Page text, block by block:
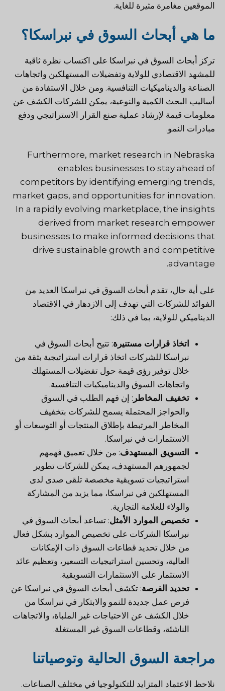
الموقعين مغامرة مثيرة للغاية.
ما هي أبحاث السوق في نبراسكا؟
تركز أبحاث السوق في نبراسكا على اكتساب نظرة ثاقبة
للمشهد الاقتصادي للولاية وتفضيلات المستهلكين واتجاهات
الصناعة والديناميكيات التنافسية. ومن خلال الاستفادة من
أساليب البحث الكمية والنوعية، يمكن للشركات الكشف عن
معلومات قيمة لإرشاد عملية صنع القرار الاستراتيجي ودفع
مبادرات النمو.
Furthermore, market research in Nebraska
enables businesses to stay ahead of
competitors by identifying emerging trends,
market gaps, and opportunities for innovation.
In a rapidly evolving marketplace, the insights
derived from market research empower
businesses to make informed decisions that
drive sustainable growth and competitive
advantage.
على أية حال، تقدم أبحاث السوق في نبراسكا العديد من
الفوائد للشركات التي تهدف إلى الازدهار في الاقتصاد
الديناميكي للولاية، بما في ذلك:
اتخاذ قرارات مستنيرة: تتيح أبحاث السوق في
نبراسكا للشركات اتخاذ قرارات استراتيجية بثقة من
خلال توفير رؤى قيمة حول تفضيلات المستهلك
واتجاهات السوق والديناميكيات التنافسية.
تخفيف المخاطر : إن فهم الطلب في السوق
والحواجز المحتملة يسمح للشركات بتخفيف
المخاطر المرتبطة بإطلاق المنتجات أو التوسعات أو
الاستثمارات في نبراسكا.
التسويق المستهدف: من خلال تعميق فهمهم
لجمهورهم المستهدف، يمكن للشركات تطوير
استراتيجيات تسويقية مخصصة تلقى صدى لدى
المستهلكين في نبراسكا، مما يزيد من المشاركة
والولاء للعلامة التجارية.
تخصيص الموارد الأمثل: تساعد أبحاث السوق في
نبراسكا الشركات على تخصيص الموارد بشكل فعال
من خلال تحديد قطاعات السوق ذات الإمكانات
العالية، وتحسين استراتيجيات التسعير، وتعظيم عائد
الاستثمار على الاستثمارات التسويقية.
تحديد الفرصة: تكشف أبحاث السوق في نبراسكا عن
فرص عمل جديدة للنمو والابتكار في نبراسكا من
خلال الكشف عن الاحتياجات غير الملباة، والاتجاهات
الناشئة، وقطاعات السوق غير المستغلة.
مراجعة السوق الحالية وتوصياتنا
نلاحظ الاعتماد المتزايد للتكنولوجيا في مختلف الصناعات.